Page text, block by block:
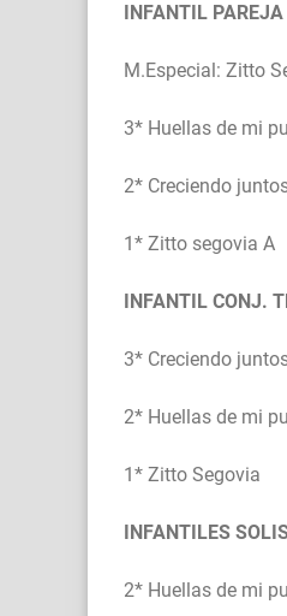
INFANTIL
M.Especial: Zitto
3* Huellas de mi
2* Creciendo
1* Zitto segovia A
INFANTIL CONJ.
3* Creciendo
2* Huellas de mi
1* Zitto Segovia
INFANTILES
2* Huellas de mi